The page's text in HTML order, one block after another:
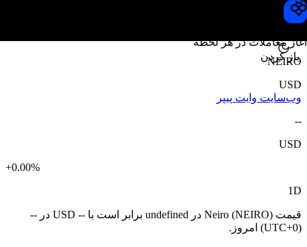
آغاز معاملات در هر لحظه
باز کردن
قیمت Neiro
NEIRO
USD
وب‌سایت وایت پیپر
--
USD
+0.00%
1D
قیمت Neiro (NEIRO) در undefined برابر است با -- USD در --
(UTC+0) امروز.